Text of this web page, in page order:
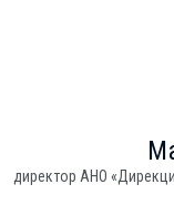
директор АНО